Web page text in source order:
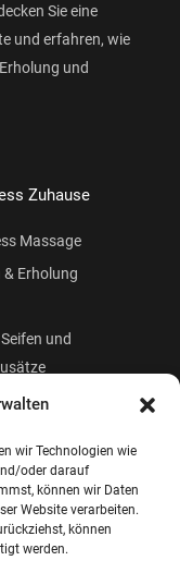
wir Technologien wie
oder darauf
können wir Daten
Website verarbeiten.
können
werden.
Sie eine
und erfahren, wie
und
Zuhause
Massage
& Erholung
und